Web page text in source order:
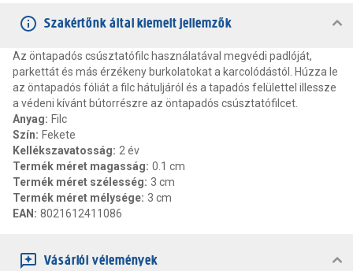
Szakértőnk által kiemelt jellemzők
Az öntapadós csúsztatófilc használatával megvédi padlóját,
parkettát és más érzékeny burkolatokat a karcolódástól. Húzza le
az öntapadós fóliát a filc hátuljáról és a tapadós felülettel illessze
a védeni kívánt bútorrészre az öntapadós csúsztatófilcet.
Anyag: Filc
Szín: Fekete
Kellékszavatosság: 2 év
Termék méret magasság: 0.1 cm
Termék méret szélesség: 3 cm
Termék méret mélysége: 3 cm
EAN : 8021612411086
Vásárlói vélemények